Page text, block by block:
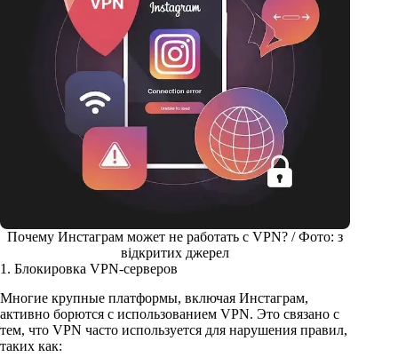
Почему Инстаграм может не работать с VPN? / Фото: з
відкритих джерел
1. Блокировка VPN-серверов
Многие крупные платформы, включая Инстаграм,
активно борются с использованием VPN. Это связано с
тем, что VPN часто используется для нарушения правил,
таких как: